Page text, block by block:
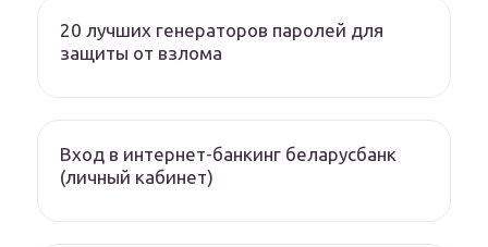
20 лучших генераторов паролей для
защиты от взлома
Вход в интернет-банкинг беларусбанк
(личный кабинет)